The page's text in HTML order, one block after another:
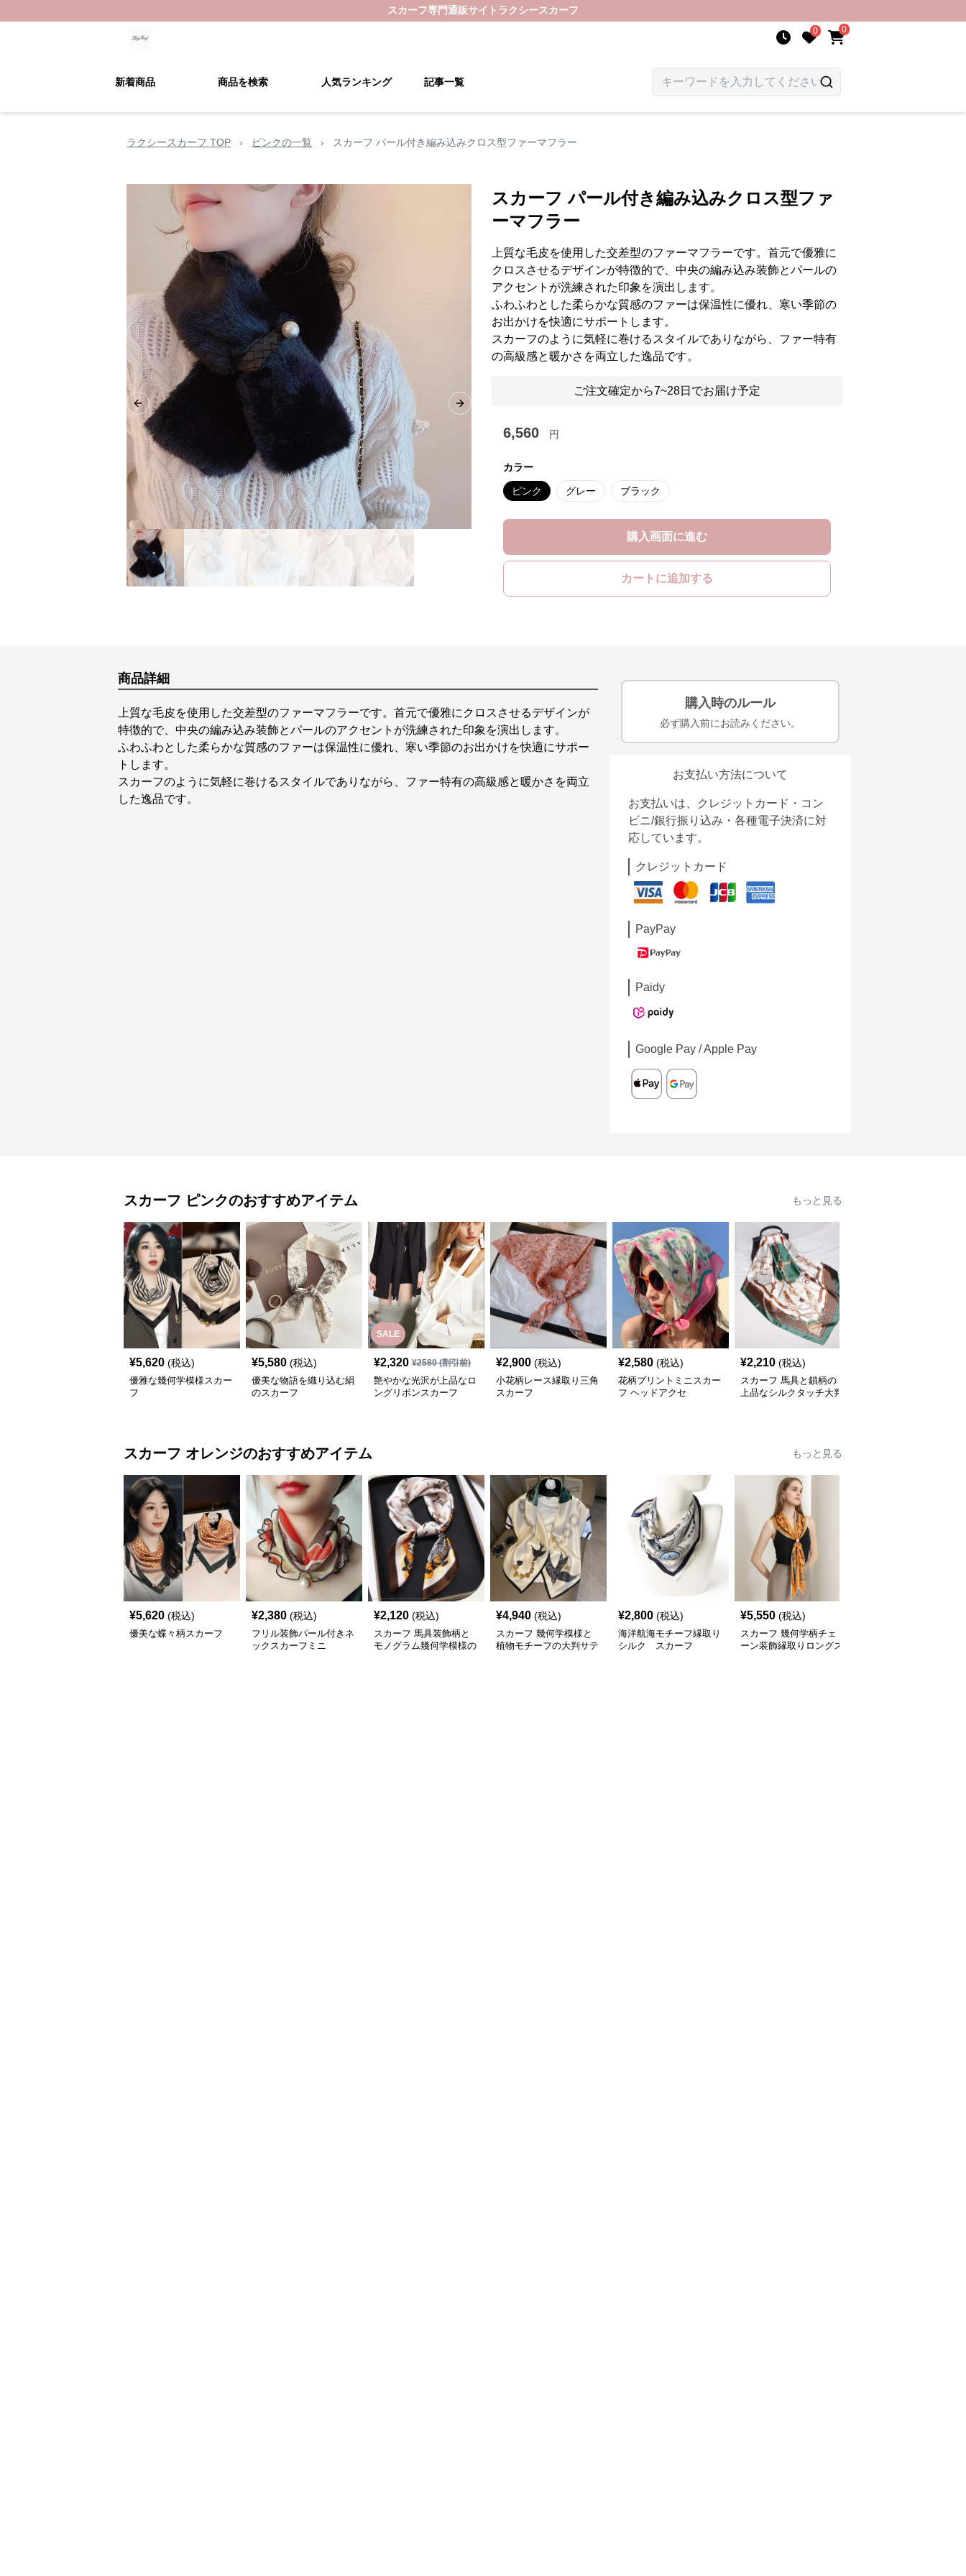
スカーフ専門通販サイト ラクシースカーフ
0 0
新着商品 商品を検索 人気ランキング 記事一覧
ラクシースカーフ TOP › ピンクの一覧 › スカーフ パール付き編み込みクロス型ファーマフラー
Previous slide Next slide
スカーフ パール付き編み込みクロス型ファ
ーマフラー
上質な毛皮を使用した交差型のファーマフラーです。首元で優雅に
クロスさせるデザインが特徴的で、中央の編み込み装飾とパールの
アクセントが洗練された印象を演出します。
ふわふわとした柔らかな質感のファーは保温性に優れ、寒い季節の
お出かけを快適にサポートします。
スカーフのように気軽に巻けるスタイルでありながら、ファー特有
の高級感と暖かさを両立した逸品です。
ご注文確定から7~28日でお届け予定
6,560 円
カラー
ピンク グレー ブラック
購入画面に進む
カートに追加する
商品詳細
上質な毛皮を使用した交差型のファーマフラーです。首元で優雅にクロスさせるデザインが
特徴的で、中央の編み込み装飾とパールのアクセントが洗練された印象を演出します。
ふわふわとした柔らかな質感のファーは保温性に優れ、寒い季節のお出かけを快適にサポー
トします。
スカーフのように気軽に巻けるスタイルでありながら、ファー特有の高級感と暖かさを両立
した逸品です。
購入時のルール
必ず購入前にお読みください。
お支払い方法について
お支払いは、クレジットカード・コン
ビニ/銀行振り込み・各種電子決済に対
応しています。
クレジットカード
PayPay
Paidy
Google Pay / Apple Pay
スカーフ ピンクのおすすめアイテム もっと見る
¥5,620 (税込)
優雅な幾何学模様スカー
フ
¥5,580 (税込)
優美な物語を織り込む絹
のスカーフ
SALE
¥2,320 ¥2580(割引前)
艶やかな光沢が上品なロ
ングリボンスカーフ
¥2,900 (税込)
小花柄レース縁取り三角
スカーフ
¥2,580 (税込)
花柄プリントミニスカー
フ ヘッドアクセ
¥2,210 (税込)
スカーフ 馬具と鎖柄の
上品なシルクタッチ大判
スカーフ オレンジのおすすめアイテム もっと見る
¥5,620 (税込)
優美な蝶々柄スカーフ
¥2,380 (税込)
フリル装飾パール付きネ
ックスカーフミニ
¥2,120 (税込)
スカーフ 馬具装飾柄と
モノグラム幾何学模様の
¥4,940 (税込)
スカーフ 幾何学模様と
植物モチーフの大判サテ
¥2,800 (税込)
海洋航海モチーフ縁取り
シルク スカーフ
¥5,550 (税込)
スカーフ 幾何学柄チェ
ーン装飾縁取りロングス